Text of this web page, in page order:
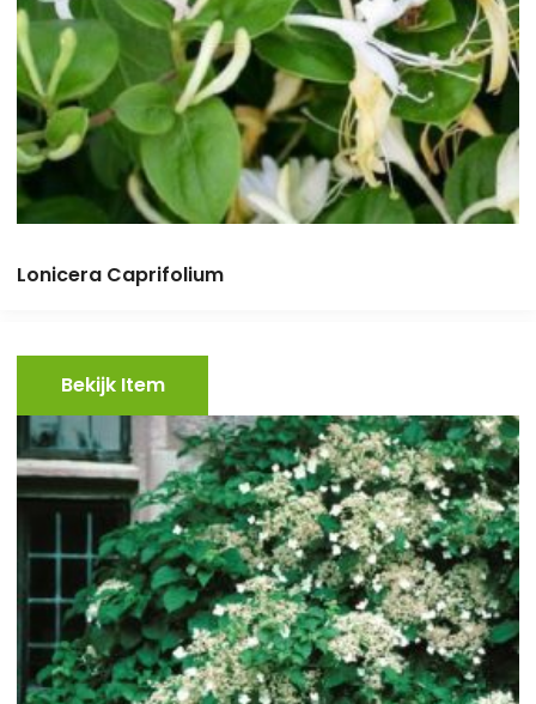
Lonicera Caprifolium
Bekijk Item